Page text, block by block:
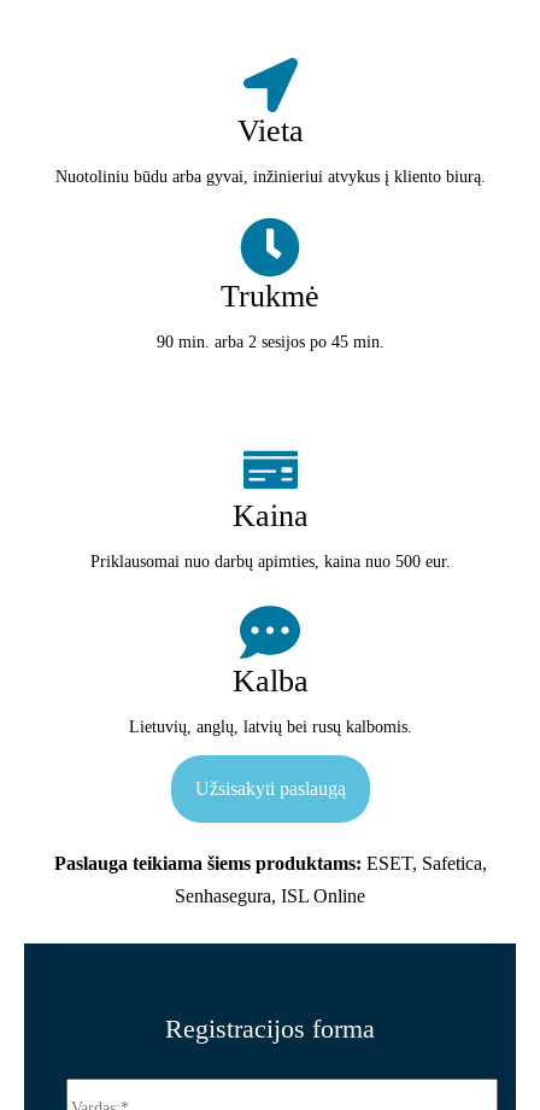
Vieta
Nuotoliniu būdu arba gyvai, inžinieriui atvykus į kliento biurą.
Trukmė
90 min. arba 2 sesijos po 45 min.
Kaina
Priklausomai nuo darbų apimties, kaina nuo 500 eur.
Kalba
Lietuvių, anglų, latvių bei rusų kalbomis.
Užsisakyti paslaugą
Paslauga teikiama šiems produktams: ESET, Safetica,
Senhasegura, ISL Online
Registracijos forma